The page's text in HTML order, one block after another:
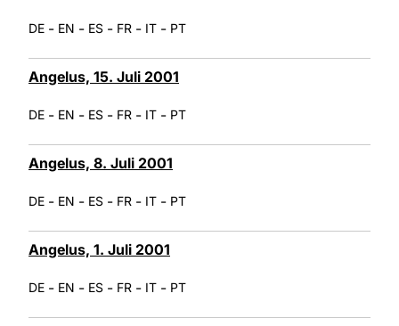
DE - EN - ES - FR - IT - PT
Angelus, 15. Juli 2001
DE - EN - ES - FR - IT - PT
Angelus, 8. Juli 2001
DE - EN - ES - FR - IT - PT
Angelus, 1. Juli 2001
DE - EN - ES - FR - IT - PT